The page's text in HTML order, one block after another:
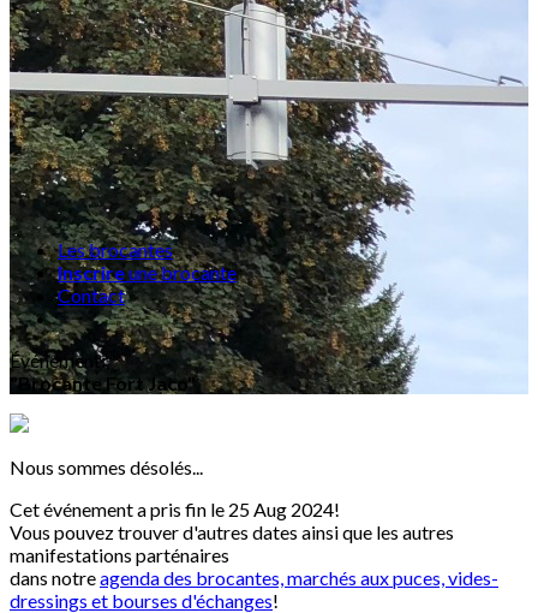
Les brocantes
Inscrireune brocante
Contact
Événement:
"Brocante Fort Jaco"
Nous sommes désolés...
Cet événement a pris fin le 25 Aug 2024!
Vous pouvez trouver d'autres dates ainsi que les autres
manifestations parténaires
dans notreagenda des brocantes, marchés aux puces, vides-
dressings et bourses d'échanges!